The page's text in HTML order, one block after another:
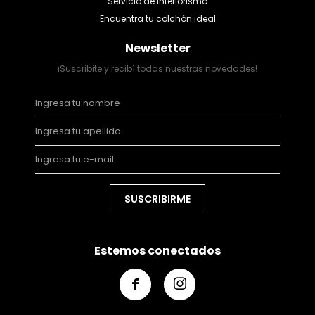
Encuentra tu colchón ideal
Newsletter
¡Suscribite y recibí todas nuestras novedades!
SUSCRIBIRME
Estemos conectados
 